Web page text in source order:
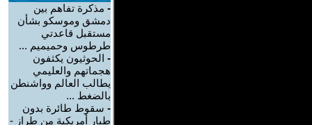
- مذكرة تفاهم بين
دمشق وموسكو بشأن
مستقبل قاعدتي
طرطوس وحميميم ...
- الحوثيون يكثفون
هجماتهم والعليمي
يطالب العالم وواشنطن
بالضغط ...
- سقوط طائرة بدون
طيار أمريكية من طراز -